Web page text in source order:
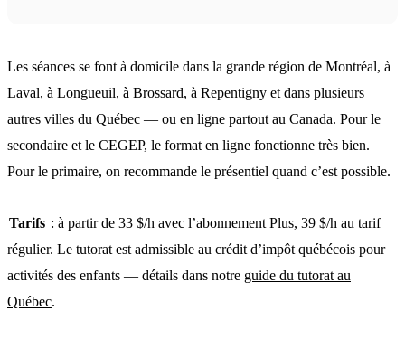
Les séances se font à domicile dans la grande région de Montréal, à
Laval, à Longueuil, à Brossard, à Repentigny et dans plusieurs
autres villes du Québec — ou en ligne partout au Canada. Pour le
secondaire et le CEGEP, le format en ligne fonctionne très bien.
Pour le primaire, on recommande le présentiel quand c’est possible.
Tarifs : à partir de 33 $/h avec l’abonnement Plus, 39 $/h au tarif
régulier. Le tutorat est admissible au crédit d’impôt québécois pour
activités des enfants — détails dans notre guide du tutorat au
Québec.